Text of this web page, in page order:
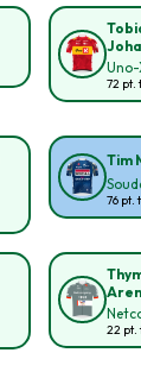
72 pt.
Tim
76 pt.
22 pt.